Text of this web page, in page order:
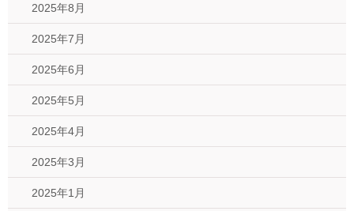
2025年8月
2025年7月
2025年6月
2025年5月
2025年4月
2025年3月
2025年1月